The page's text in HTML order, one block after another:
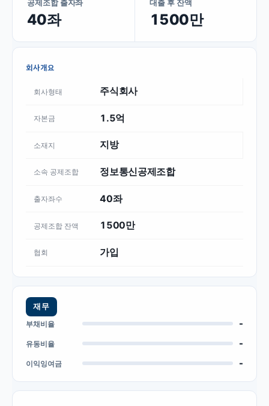
공제조합 출자좌
40좌
대출 후 잔액
1500만
회사개요
회사형태 주식회사
자본금 1.5억
소재지 지방
소속 공제조합 정보통신공제조합
출자좌수 40좌
공제조합 잔액 1500만
협회 가입
재무
부채비율
-
유동비율 -
이익잉여금 -